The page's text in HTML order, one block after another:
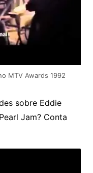
MTV Awards 1992
sobre Eddie
Jam? Conta